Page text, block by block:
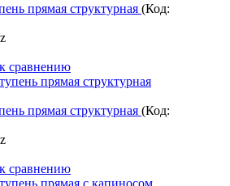
прямая структурная (Код:
сравнению
прямая структурная (Код:
сравнению